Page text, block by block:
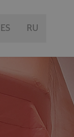
ES RU